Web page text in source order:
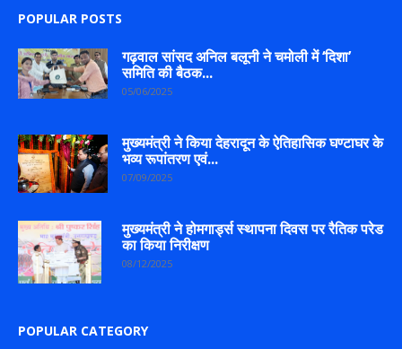
POPULAR POSTS
गढ़वाल सांसद अनिल बलूनी ने चमोली में ‘दिशा’
समिति की बैठक...
05/06/2025
मुख्यमंत्री ने किया देहरादून के ऐतिहासिक घण्टाघर के
भव्य रूपांतरण एवं...
07/09/2025
मुख्यमंत्री ने होमगार्ड्स स्थापना दिवस पर रैतिक परेड
का किया निरीक्षण
08/12/2025
POPULAR CATEGORY